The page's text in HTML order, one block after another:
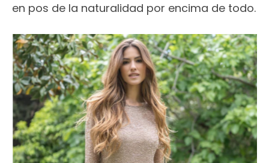
en pos de la naturalidad por encima de todo.